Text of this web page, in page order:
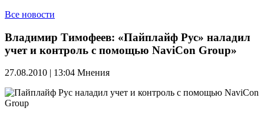
Все новости
Владимир Тимофеев: «Пайплайф Рус» наладил
учет и контроль с помощью NaviCon Group»
27.08.2010 | 13:04 Мнения